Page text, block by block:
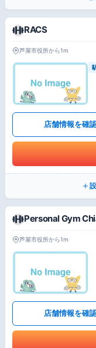
RACS
芦屋市役所から1m
店舗情報を確
Personal Gym
芦屋市役所から1m
店舗情報を確